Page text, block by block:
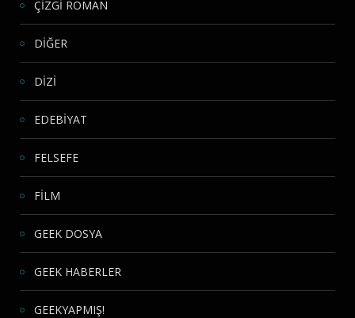
ÇİZGİ ROMAN
DİĞER
DİZİ
EDEBİYAT
FELSEFE
FİLM
GEEK DOSYA
GEEK HABERLER
GEEKYAPMIŞ!